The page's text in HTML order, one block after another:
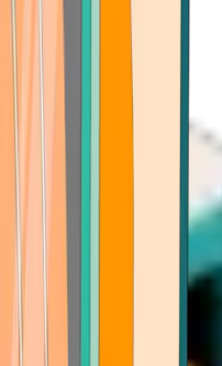
minutos, rápido y sin